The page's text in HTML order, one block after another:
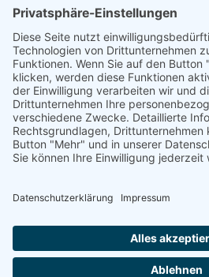
DGWF - Partner